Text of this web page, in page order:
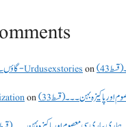
گاؤں سے شہر تک۔۔۔۔(قسط 44) - Urdusexstorieson
43)
on
اور پاکیزہ بہن۔۔۔(قسط33)